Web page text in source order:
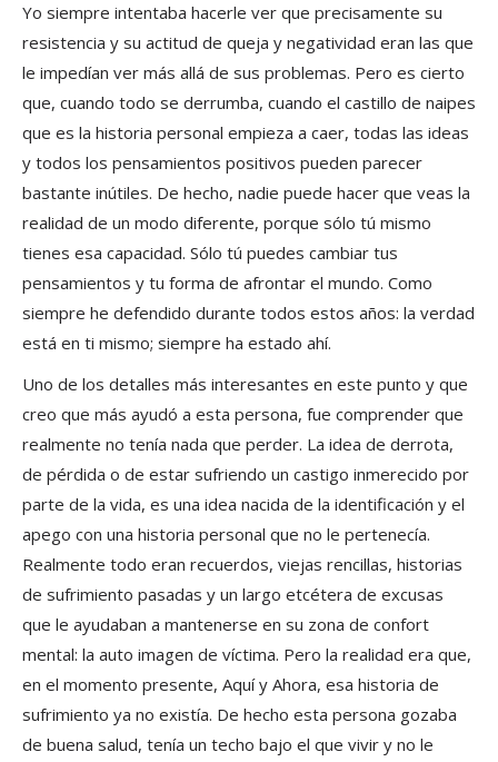
Yo siempre intentaba hacerle ver que precisamente su
resistencia y su actitud de queja y negatividad eran las que
le impedían ver más allá de sus problemas. Pero es cierto
que, cuando todo se derrumba, cuando el castillo de naipes
que es la historia personal empieza a caer, todas las ideas
y todos los pensamientos positivos pueden parecer
bastante inútiles. De hecho, nadie puede hacer que veas la
realidad de un modo diferente, porque sólo tú mismo
tienes esa capacidad. Sólo tú puedes cambiar tus
pensamientos y tu forma de afrontar el mundo. Como
siempre he defendido durante todos estos años: la verdad
está en ti mismo; siempre ha estado ahí.
Uno de los detalles más interesantes en este punto y que
creo que más ayudó a esta persona, fue comprender que
realmente no tenía nada que perder. La idea de derrota,
de pérdida o de estar sufriendo un castigo inmerecido por
parte de la vida, es una idea nacida de la identificación y el
apego con una historia personal que no le pertenecía.
Realmente todo eran recuerdos, viejas rencillas, historias
de sufrimiento pasadas y un largo etcétera de excusas
que le ayudaban a mantenerse en su zona de confort
mental: la auto imagen de víctima. Pero la realidad era que,
en el momento presente, Aquí y Ahora, esa historia de
sufrimiento ya no existía. De hecho esta persona gozaba
de buena salud, tenía un techo bajo el que vivir y no le